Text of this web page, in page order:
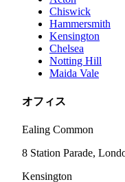
Chiswick
Hammersmith
Kensington
Chelsea
Notting Hill
Maida Vale
オフィス
Ealing Common
8 Station Parade,
Kensington